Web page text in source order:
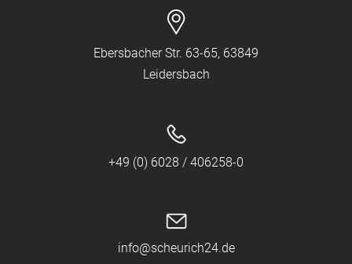
Ebersbacher Str. 63-65, 63849
Leidersbach
+49 (0) 6028 / 406258-0
info@scheurich24.de